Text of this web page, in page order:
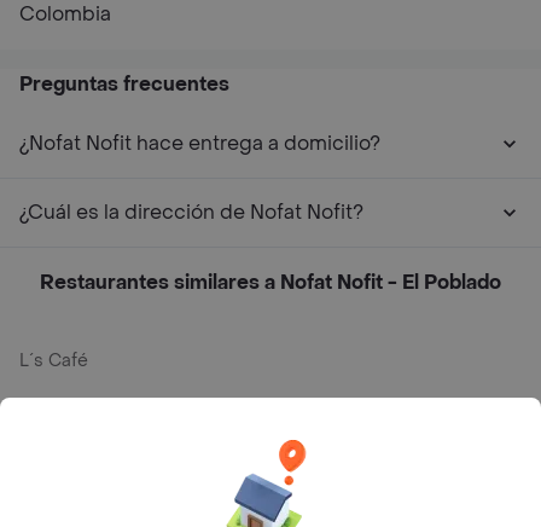
Colombia
Preguntas frecuentes
¿Nofat Nofit hace entrega a domicilio?
¿Cuál es la dirección de Nofat Nofit?
Restaurantes similares a Nofat Nofit - El Poblado
L´s Café